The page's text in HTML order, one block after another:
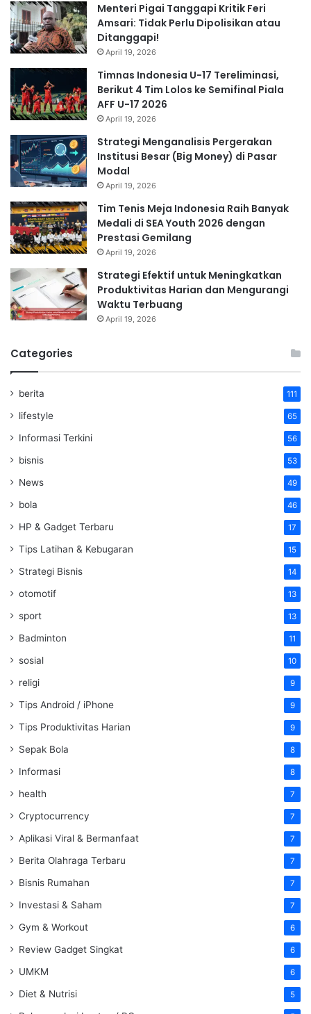
Menteri Pigai Tanggapi Kritik Feri
Amsari: Tidak Perlu Dipolisikan atau
Ditanggapi!
April 19, 2026
Timnas Indonesia U-17 Tereliminasi,
Berikut 4 Tim Lolos ke Semifinal Piala
AFF U-17 2026
April 19, 2026
Strategi Menganalisis Pergerakan
Institusi Besar (Big Money) di Pasar
Modal
April 19, 2026
Tim Tenis Meja Indonesia Raih Banyak
Medali di SEA Youth 2026 dengan
Prestasi Gemilang
April 19, 2026
Strategi Efektif untuk Meningkatkan
Produktivitas Harian dan Mengurangi
Waktu Terbuang
April 19, 2026
Categories
berita 111
lifestyle 65
Informasi Terkini 56
bisnis 53
News 49
bola 46
HP & Gadget Terbaru 17
Tips Latihan & Kebugaran 15
Strategi Bisnis 14
otomotif 13
sport 13
Badminton 11
sosial 10
religi 9
Tips Android / iPhone 9
Tips Produktivitas Harian 9
Sepak Bola 8
Informasi 8
health 7
Cryptocurrency 7
Aplikasi Viral & Bermanfaat 7
Berita Olahraga Terbaru 7
Bisnis Rumahan 7
Investasi & Saham 7
Gym & Workout 6
Review Gadget Singkat 6
UMKM 6
Diet & Nutrisi 5